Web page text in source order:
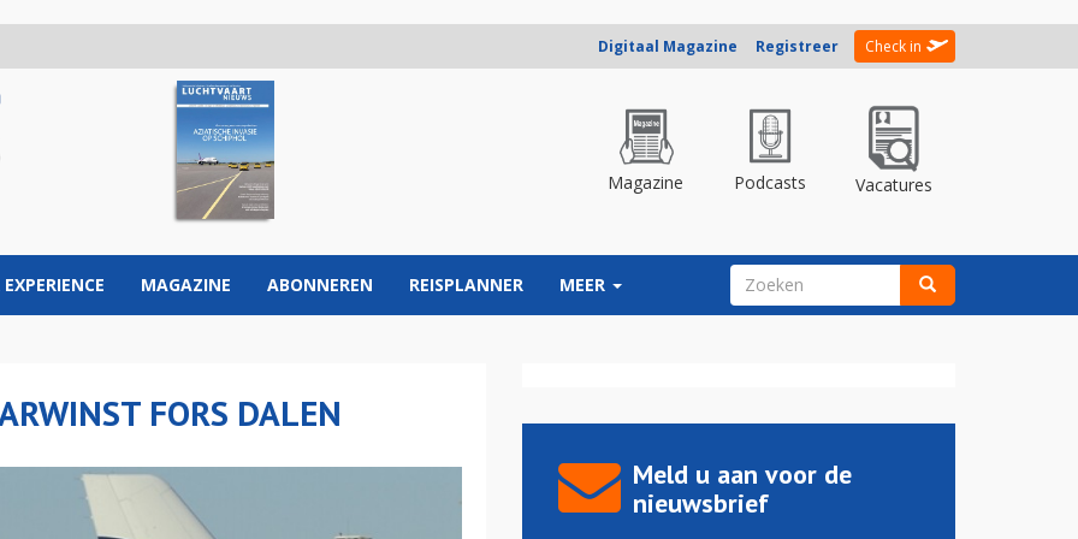
Digitaal Magazine Registreer Check in
Magazine Podcasts Vacatures
EXPERIENCE MAGAZINE ABONNEREN REISPLANNER MEER ZOEKVELD
FORS DALEN
Meld u aan voor de
nieuwsbrief